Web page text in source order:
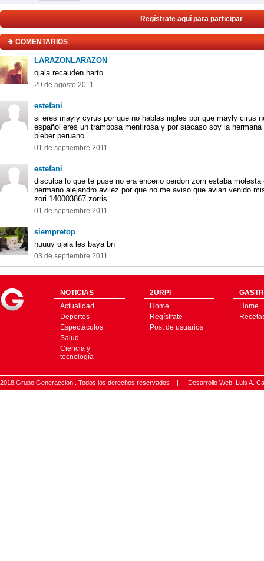
Regístrate aquí para participar
COMENTARIOS
LARAZONLARAZON
ojala recauden harto ....
29 de agosto 2011
estefani
si eres mayly cyrus por que no hablas ingles por que mayly cirus
español eres un tramposa mentirosa y por siacaso soy la hermana
bieber peruano
01 de septiembre 2011
estefani
disculpa lo que te puse no era encerio perdon zorri estaba molesta
hermano alejandro avilez por que no me aviso que avian venido
zori 140003867 zorris
01 de septiembre 2011
siempretop
huuuy ojala les baya bn
03 de septiembre 2011
NOTICIAS
Actualidad
Deportes
Espectáculos
Salud
Ciencia y
tecnología
2URPI
Home
Regístrate
Post de usuarios
Home
2018 Grupo Generaccion . Todos los derechos reservados | Desarrollo Web: Luis